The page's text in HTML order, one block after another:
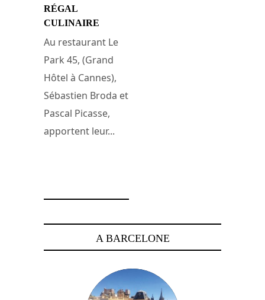
RÉGAL
CULINAIRE
Au restaurant Le
Park 45, (Grand
Hôtel à Cannes),
Sébastien Broda et
Pascal Picasse,
apportent leur...
A BARCELONE